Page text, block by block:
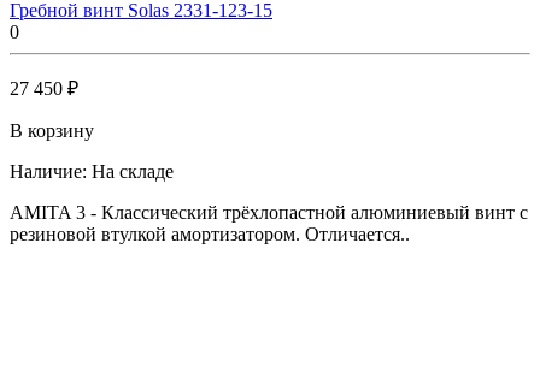
Гребной винт Solas 2331-123-15
0
27 450 ₽
В корзину
Наличие: На складе
AMITA 3 - Классический трёхлопастной алюминиевый винт с
резиновой втулкой амортизатором. Отличается..